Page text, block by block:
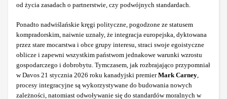
od życia zasadach o partnerstwie, czy podwójnych standardach.
Ponadto nadwiślańskie kręgi polityczne, pogodzone ze statusem
kompradorskim, naiwnie uznały, że integracja europejska, dyktowana
przez stare mocarstwa i obce grupy interesu, straci swoje egoistyczne
oblicze i zapewni wszystkim państwom jednakowe warunki wzrostu
gospodarczego i dobrobytu. Tymczasem, jak rozbrajająco przypomniał
w Davos 21 stycznia 2026 roku kanadyjski premierMark Carney
procesy integracyjne są wykorzystywane do budowania nowych
zależności, natomiast odwoływanie się do standardów moralnych w